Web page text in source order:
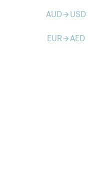
AUDarrow_forward USD
EURarrow_forwardAED